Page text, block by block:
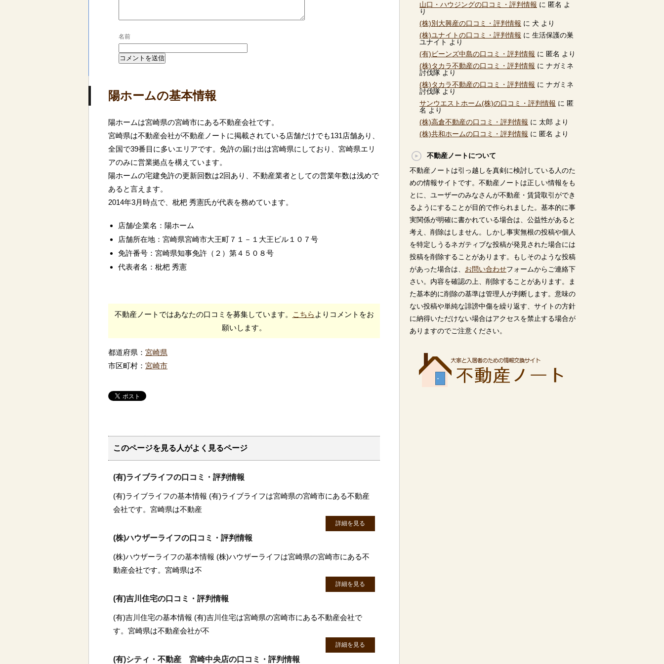
名前
陽ホームの基本情報
陽ホームは宮崎県の宮崎市にある不動産会社です。
宮崎県は不動産会社が不動産ノートに掲載されている店舗だけでも131店舗あり、
全国で39番目に多いエリアです。免許の届け出は宮崎県にしており、宮崎県エリ
アのみに営業拠点を構えています。
陽ホームの宅建免許の更新回数は2回あり、不動産業者としての営業年数は浅めで
あると言えます。
2014年3月時点で、枇杷 秀憲氏が代表を務めています。
店舗/企業名：陽ホーム
店舗所在地：宮崎県宮崎市大王町７１－１大王ビル１０７号
免許番号：宮崎県知事免許（２）第４５０８号
代表者名：枇杷 秀憲
不動産ノートではあなたの口コミを募集しています。 こちら よりコメントをお
願いします。
都道府県： 宮崎県
市区町村： 宮崎市
このページを見る人がよく見るページ
(有)ライブライフの口コミ・評判情報
(有)ライブライフの基本情報 (有)ライブライフは宮崎県の宮崎市にある不動産
会社です。宮崎県は不動産
詳細を見る
(株)ハウザーライフの口コミ・評判情報
(株)ハウザーライフの基本情報 (株)ハウザーライフは宮崎県の宮崎市にある不
動産会社です。宮崎県は不
詳細を見る
(有)吉川住宅の口コミ・評判情報
(有)吉川住宅の基本情報 (有)吉川住宅は宮崎県の宮崎市にある不動産会社で
す。宮崎県は不動産会社が不
詳細を見る
(有)シティ・不動産 宮崎中央店の口コミ・評判情報
山口・ハウジングの口コミ・評判情報 に 匿名 よ
り
(株)別大興産の口コミ・評判情報 に 犬 より
(株)ユナイトの口コミ・評判情報 に 生活保護の巣
ユナイト より
(有)ビーンズ中島の口コミ・評判情報 に 匿名 より
(株)タカラ不動産の口コミ・評判情報 に ナガミネ
討伐隊 より
(株)タカラ不動産の口コミ・評判情報 に ナガミネ
討伐隊 より
サンウエストホーム(株)の口コミ・評判情報 に 匿
名 より
(株)高倉不動産の口コミ・評判情報 に 太郎 より
(株)共和ホームの口コミ・評判情報 に 匿名 より
不動産ノートについて
不動産ノートは引っ越しを真剣に検討している人のた
めの情報サイトです。不動産ノートは正しい情報をも
とに、ユーザーのみなさんが不動産・賃貸取引ができ
るようにすることが目的で作られました。基本的に事
実関係が明確に書かれている場合は、公益性があると
考え、削除はしません。しかし事実無根の投稿や個人
を特定しうるネガティブな投稿が発見された場合には
投稿を削除することがあります。もしそのような投稿
があった場合は、 お問い合わせフォームからご連絡下
さい。内容を確認の上、削除することがあります。ま
た基本的に削除の基準は管理人が判断します。意味の
ない投稿や単純な誹謗中傷を繰り返す、サイトの方針
に納得いただけない場合はアクセスを禁止する場合が
ありますのでご注意ください。